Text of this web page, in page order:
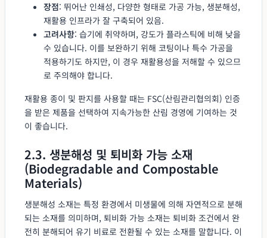
장점: 뛰어난 인쇄성, 다양한 형태로 가공 가능, 생분해성,
재활용 인프라가 잘 구축되어 있음.
고려사항: 습기에 취약하며, 강도가 플라스틱에 비해 낮을
수 있습니다. 이를 보완하기 위해 코팅이나 특수 가공을
적용하기도 하지만, 이 경우 재활용성을 저해할 수 있으므
로 주의해야 합니다.
재활용 종이 및 판지를 사용할 때는 FSC(산림관리협의회) 인증
을 받은 제품을 선택하여 지속가능한 산림 경영에 기여하는 것
이 좋습니다.
2.3. 생분해성 및 퇴비화 가능 소재
(Biodegradable and Compostable
Materials)
생분해성 소재는 특정 환경에서 미생물에 의해 자연적으로 분해
되는 소재를 의미하며, 퇴비화 가능 소재는 퇴비화 조건에서 완
전히 분해되어 유기 비료로 전환될 수 있는 소재를 말합니다. 이